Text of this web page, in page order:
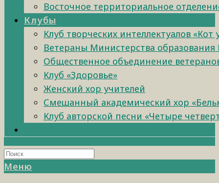
Восточное территориальное
Клубы
Клуб творческих интеллектуалов «Кот
Ветераны Министерства образования
Общественное объединение
Клуб «Здоровье»
Женский хор учителей
Смешанный академический хор
Клуб авторской песни «Четыре
Меню